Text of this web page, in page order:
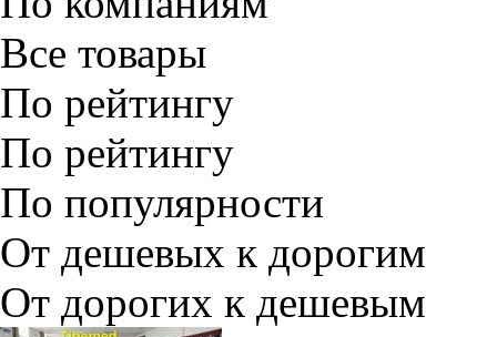
Все товары
По рейтингу
По рейтингу
По популярности
От дешевых к дорогим
От дорогих к дешевым